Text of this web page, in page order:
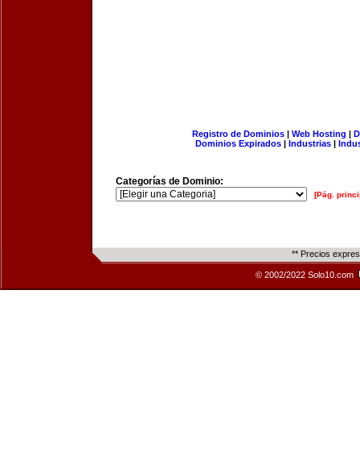
Registro de Dominios| Web Hosting |
Dominios Expirados | Industrias |
Categorías de Dominio:
[Pág.
** Precios
© 2002/2022 Solo10.com